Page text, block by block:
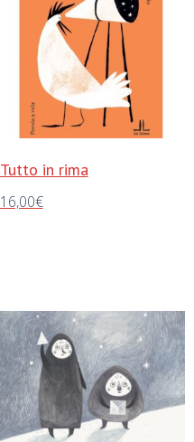
Tutto in rima
16,00€